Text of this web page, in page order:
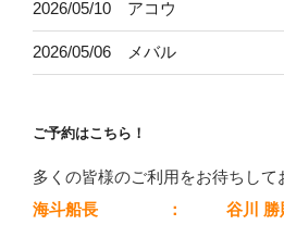
2026/05/10 アコウ
2026/05/06 メバル
ご予約はこちら！
多くの皆様のご利用をお待ちして
海斗船長
： 谷川 勝